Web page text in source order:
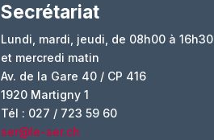
Secrétariat
Lundi, mardi, jeudi, de 08h00 à 16h30
et mercredi matin
Av. de la Gare 40 / CP 416
1920 Martigny 1
Tél : 027 / 723 59 60
ser@le-ser.ch